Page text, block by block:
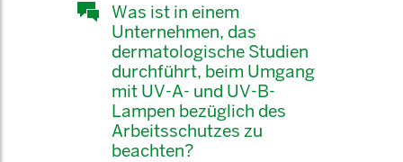
Was ist in einem
Unternehmen, das
dermatologische Studien
durchführt, beim Umgang
mit UV-A- und UV-B-
Lampen bezüglich des
Arbeitsschutzes zu
beachten?